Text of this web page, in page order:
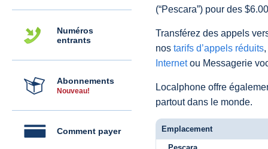
Numéros
entrants
Abonnements
Nouveau!
Comment payer
(“Pescara”) pour des
Transférez des appels
nos tarifs d’appels réduits
Internetou Messagerie
Localphone offre
partout dans le monde.
Emplacement